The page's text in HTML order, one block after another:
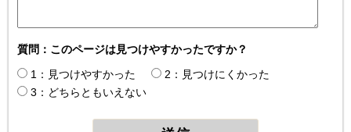
質問：このページは見つけやすかったですか？
1：見つけやすかった
2：見つけにくかった
3：どちらともいえない